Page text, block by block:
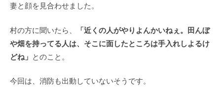
妻と顔を見合わせました。
村の方に聞いたら、
「近くの人がやりよんかいねぇ。田んぼ
や畑を持ってる人は、そこに面したところは手入れしよるけ
どね」 とのこと。
今回は、消防も出動していないそうです。